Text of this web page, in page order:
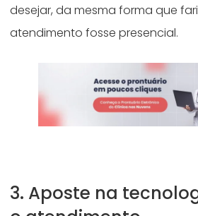
desejar, da mesma forma que
atendimento fosse presencial.
3. Aposte na